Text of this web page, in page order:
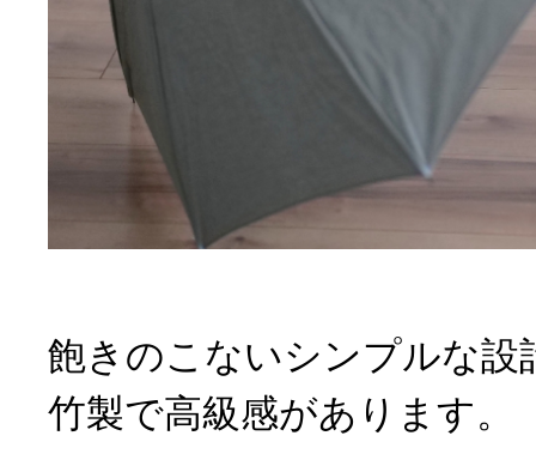
飽きのこないシンプルな設
竹製で高級感があります。